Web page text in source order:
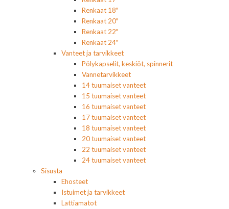
Renkaat 18"
Renkaat 20"
Renkaat 22"
Renkaat 24"
Vanteet ja tarvikkeet
Pölykapselit, keskiöt, spinnerit
Vannetarvikkeet
14 tuumaiset vanteet
15 tuumaiset vanteet
16 tuumaiset vanteet
17 tuumaiset vanteet
18 tuumaiset vanteet
20 tuumaiset vanteet
22 tuumaiset vanteet
24 tuumaiset vanteet
Sisusta
Ehosteet
Istuimet ja tarvikkeet
Lattiamatot